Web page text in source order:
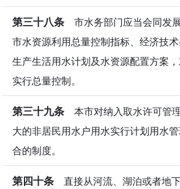
第三十八条 市水务部门应当会同发
市水资源利用总量控制指标、经济技
生产生活用水计划及水资源配置方案
实行总量控制。
第三十九条 本市对纳入取水许可管
大的非居民用水户用水实行计划用水
合的制度。
第四十条 直接从河流、湖泊或者地